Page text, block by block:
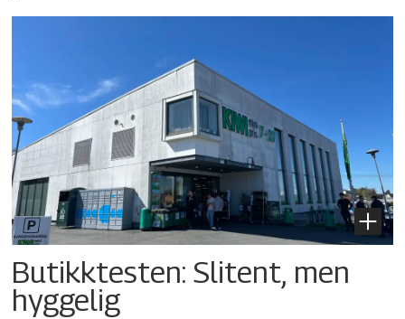
Butikktesten: Slitent, men
hyggelig